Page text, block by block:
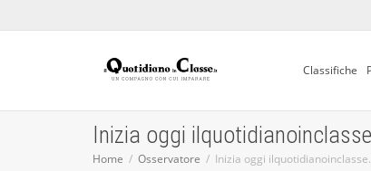
Classifiche
Inizia oggi
Home Osservatore Inizia oggi